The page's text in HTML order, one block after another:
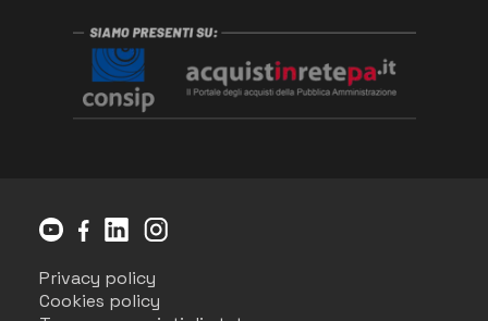
Privacy policy
Cookies policy